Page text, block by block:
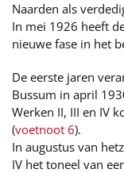
Naarden als
In mei 1926 heeft
nieuwe fase in het
De eerste jaren
Bussum in april
Werken II, III en IV
(voetnoot 6).
In augustus van
IV het toneel van